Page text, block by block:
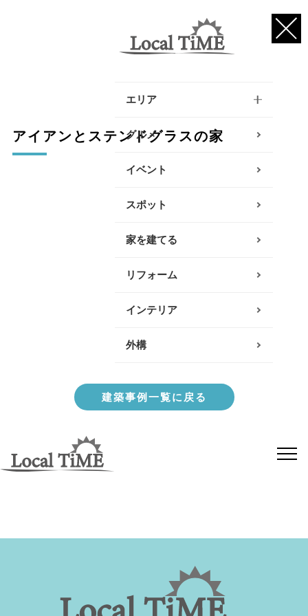
エリア
逗子・葉山・三浦エリア
鎌倉・大船エリア
ア
茅ヶ崎・寒川エリア
平塚エリア
大磯・二宮エリア
小田原エリア
グルメ
イベント
スポット
家を建てる
リフォーム
インテリア
外構
アイアンとステンドグラスの家
建築事例一覧に戻る